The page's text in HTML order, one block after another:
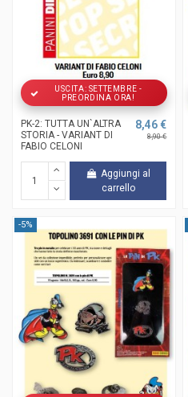
USCITA: SETTEMBRE -
PREORDINA ORA!
PK-2: TUTTA UN`ALTRA
STORIA - VARIANT DI
FABIO CELONI
8,46 €
8,90 €
Aggiungi al
carrello
-5%